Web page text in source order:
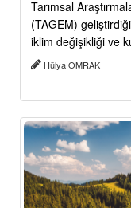
Tarımsal
(TAGEM)
iklim değişikliği ve
Hülya OMRAK